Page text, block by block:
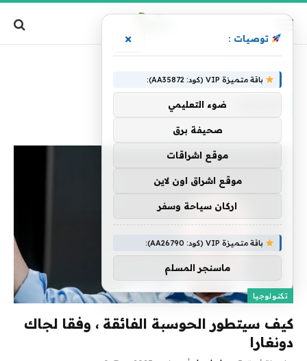
تكنولوجيا
كيف سيتطور الحوسبة الفائقة ، وفقا لجاك
دونغارا
توصيات : ×
باقة متميزة VIP (كود: AA35872):
ضوء التعليمي
صحيفة برق
موقع اشراقات
موقع اشراق اون لاين
اركان سياحة وسفر
باقة متميزة VIP (كود: AA26790):
ماسنجر المسلم